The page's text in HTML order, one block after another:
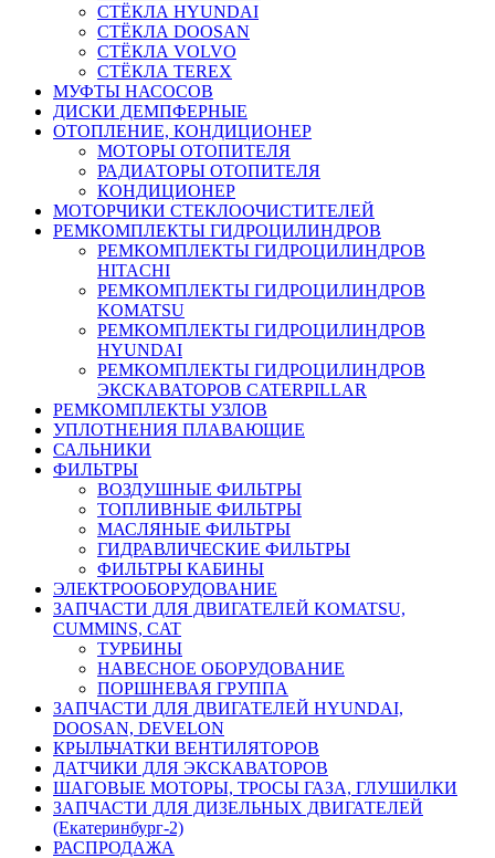
СТЁКЛА HYUNDAI
СТЁКЛА DOOSAN
СТЁКЛА VOLVO
СТЁКЛА TEREX
МУФТЫ НАСОСОВ
ДИСКИ ДЕМПФЕРНЫЕ
ОТОПЛЕНИЕ, КОНДИЦИОНЕР
МОТОРЫ ОТОПИТЕЛЯ
РАДИАТОРЫ ОТОПИТЕЛЯ
КОНДИЦИОНЕР
МОТОРЧИКИ СТЕКЛООЧИСТИТЕЛЕЙ
РЕМКОМПЛЕКТЫ ГИДРОЦИЛИНДРОВ
РЕМКОМПЛЕКТЫ ГИДРОЦИЛИНДРОВ
HITACHI
РЕМКОМПЛЕКТЫ ГИДРОЦИЛИНДРОВ
KOMATSU
РЕМКОМПЛЕКТЫ ГИДРОЦИЛИНДРОВ
HYUNDAI
РЕМКОМПЛЕКТЫ ГИДРОЦИЛИНДРОВ
ЭКСКАВАТОРОВ CATERPILLAR
РЕМКОМПЛЕКТЫ УЗЛОВ
УПЛОТНЕНИЯ ПЛАВАЮЩИЕ
САЛЬНИКИ
ФИЛЬТРЫ
ВОЗДУШНЫЕ ФИЛЬТРЫ
ТОПЛИВНЫЕ ФИЛЬТРЫ
МАСЛЯНЫЕ ФИЛЬТРЫ
ГИДРАВЛИЧЕСКИЕ ФИЛЬТРЫ
ФИЛЬТРЫ КАБИНЫ
ЭЛЕКТРООБОРУДОВАНИЕ
ЗАПЧАСТИ ДЛЯ ДВИГАТЕЛЕЙ KOMATSU,
CUMMINS, CAT
ТУРБИНЫ
НАВЕСНОЕ ОБОРУДОВАНИЕ
ПОРШНЕВАЯ ГРУППА
ЗАПЧАСТИ ДЛЯ ДВИГАТЕЛЕЙ HYUNDAI,
DOOSAN, DEVELON
КРЫЛЬЧАТКИ ВЕНТИЛЯТОРОВ
ДАТЧИКИ ДЛЯ ЭКСКАВАТОРОВ
ШАГОВЫЕ МОТОРЫ, ТРОСЫ ГАЗА, ГЛУШИЛКИ
ЗАПЧАСТИ ДЛЯ ДИЗЕЛЬНЫХ ДВИГАТЕЛЕЙ
(Екатеринбург-2)
РАСПРОДАЖА